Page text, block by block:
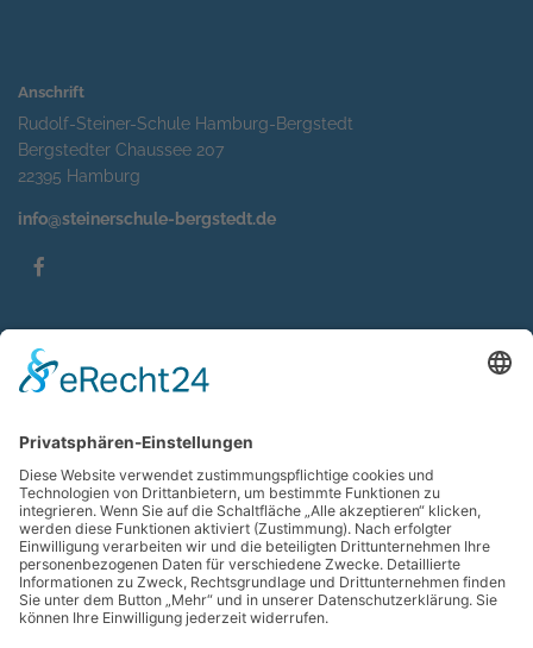
Anschrift
Rudolf-Steiner-Schule Hamburg-Bergstedt
Bergstedter Chaussee 207
22395 Hamburg
info@steinerschule-bergstedt.de
Impressum
Datenschutzerklärung
Kontakt
Suche
Wir sind Mitglied im